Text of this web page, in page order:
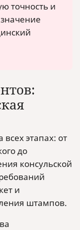
точность и
этапах: от
до
консульской
и
штампов.